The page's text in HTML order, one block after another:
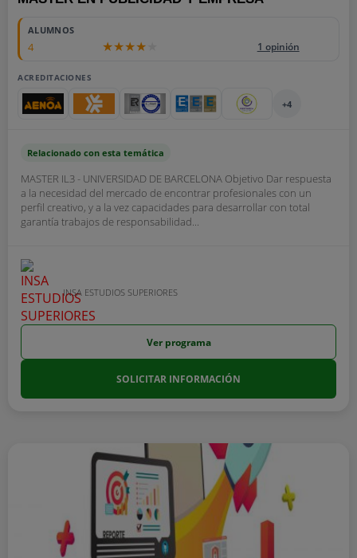
ALUMNOS
4 1 opinión
ACREDITACIONES
+4
Relacionado con esta temática
MASTER IL3 - UNIVERSIDAD DE BARCELONA Objetivo Dar respuesta
a la necesidad del mercado de encontrar profesionales con un
perfil creativo, y a la vez capacidades para desarrollar con total
garantía trabajos de responsabilidad...
INSA ESTUDIOS SUPERIORES
Ver programa
SOLICITAR INFORMACIÓN